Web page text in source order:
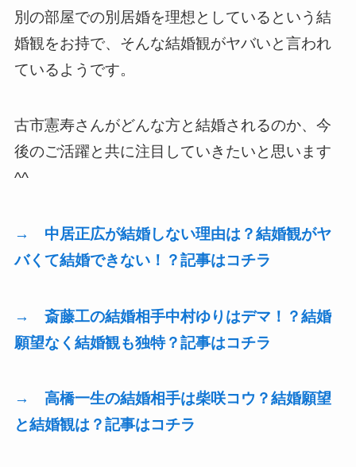
別の部屋での別居婚を理想としているという結
婚観をお持で、そんな結婚観がヤバいと言われ
ているようです。
古市憲寿さんがどんな方と結婚されるのか、今
後のご活躍と共に注目していきたいと思います
^^
→ 中居正広が結婚しない理由は？結婚観がヤ
バくて結婚できない！？記事はコチラ
→ 斎藤工の結婚相手中村ゆりはデマ！？結婚
願望なく結婚観も独特？記事はコチラ
→ 高橋一生の結婚相手は柴咲コウ？結婚願望
と結婚観は？記事はコチラ